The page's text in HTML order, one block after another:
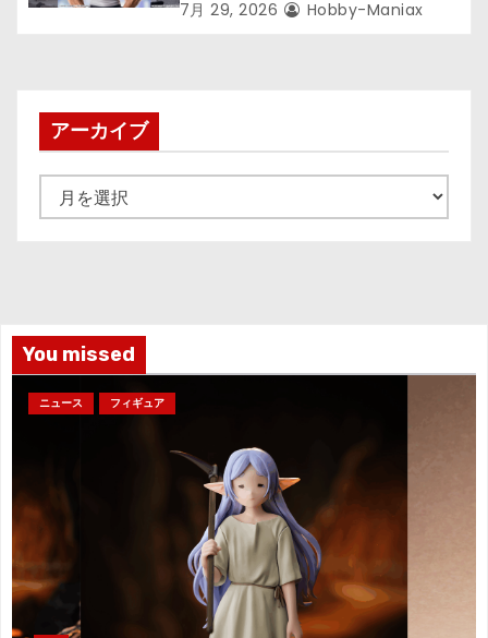
が登場ッッ!!
7月 29, 2026 Hobby-Maniax
アーカイブ
ー
You missed
ニュース フィギュア